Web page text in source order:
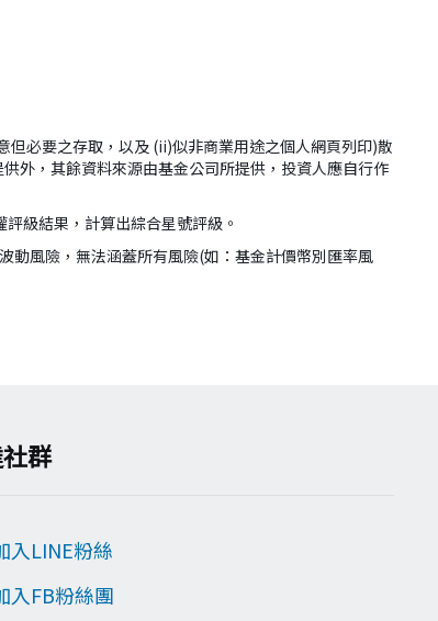
必要之存取，以及 (ii)似非商業用途之個人網頁列印)散
外，其餘資料來源由基金公司所提供，投資人應自行作
級結果，計算出綜合星號評級。
動風險，無法涵蓋所有風險(如：基金計價幣別匯率風
群
入LINE粉絲
入FB粉絲團